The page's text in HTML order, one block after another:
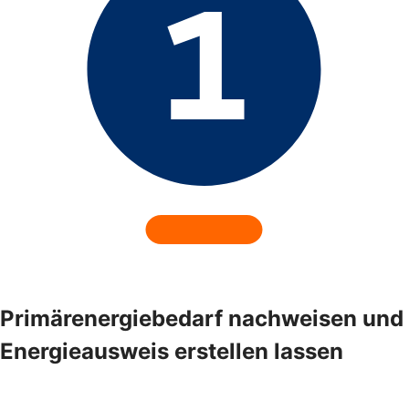
Primärenergiebedarf nachweisen und
Energieausweis erstellen lassen